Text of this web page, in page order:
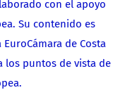
con el apoyo
Su contenido es
de Costa
los puntos de vista de